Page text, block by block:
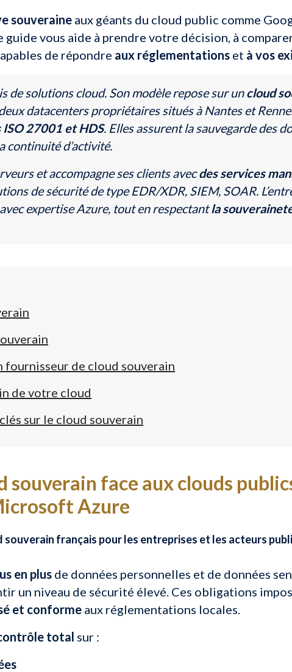
souveraine aux géants du cloud public comme
guide vous aide à prendre votre décision, à
de répondre aux réglementations et à vos
de solutions cloud. Son modèle repose sur uncloud
datacenters propriétaires situés à Nantes et
27001 et HDS. Elles assurent la sauvegarde des
continuité d’activité.
et accompagne ses clients avecdes services
de sécurité de type EDR/XDR, SIEM, SOAR.
expertise Azure, tout en respectantla
de cloud souverain
de votre cloud
sur le cloud souverain
souverain face aux clouds
Azure
souverain français pour les entreprises et les acteurs
en plus de données personnelles et de données
un niveau de sécurité élevé. Ces obligations
et conforme aux réglementations locales.
total sur :